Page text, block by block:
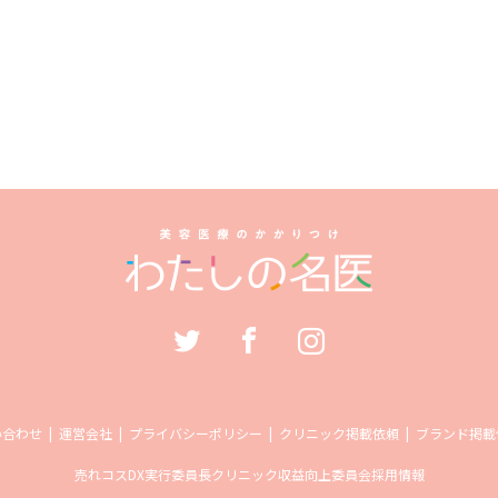
わせ 運営会社 プライバシーポリシー クリニック掲載依頼 ブランド掲
売れコスDX実行委員長クリニック収益向上委員会採用情報